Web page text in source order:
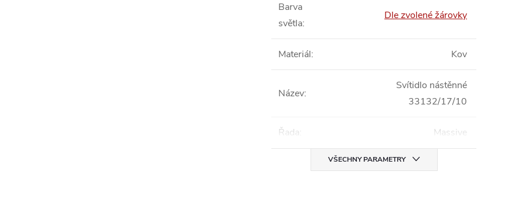
Barva
světla:
Dle zvolené žárovky
Materiál: Kov
Název:
Svítidlo nástěnné
33132/17/10
Řada: Massive
VŠECHNY PARAMETRY